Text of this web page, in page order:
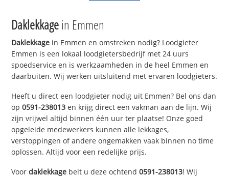
Daklekkagein Emmen
Daklekkage in Emmen en omstreken nodig? Loodgieter
Emmen is een lokaal loodgietersbedrijf met 24 uurs
spoedservice en is werkzaamheden in de heel Emmen en
daarbuiten. Wij werken uitsluitend met ervaren loodgieters.
Heeft u direct een loodgieter nodig uit Emmen? Bel ons dan
op0591-238013 en krijg direct een vakman aan de lijn. Wij
zijn vrijwel altijd binnen één uur ter plaatse! Onze goed
opgeleide medewerkers kunnen alle lekkages,
verstoppingen of andere ongemakken vaak binnen no time
oplossen. Altijd voor een redelijke prijs.
Voordaklekkage belt u deze ochtend0591-238013! Wij